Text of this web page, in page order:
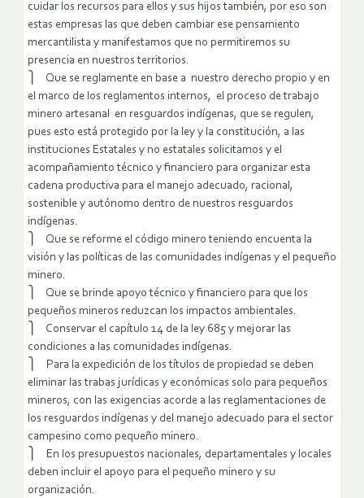
cuidar los recursos para ellos y sus hijos también, por eso son
estas empresas las que deben cambiar ese pensamiento
mercantilista y manifestamos que no permitiremos su
presencia en nuestros territorios.
⎫ Que se reglamente en base a nuestro derecho propio y en
el marco de los reglamentos internos, el proceso de trabajo
minero artesanal en resguardos indígenas, que se regulen,
pues esto está protegido por la ley y la constitución, a las
instituciones Estatales y no estatales solicitamos y el
acompañamiento técnico y financiero para organizar esta
cadena productiva para el manejo adecuado, racional,
sostenible y autónomo dentro de nuestros resguardos
indígenas.
⎫ Que se reforme el código minero teniendo encuenta la
visión y las políticas de las comunidades indígenas y el pequeño
minero.
⎫ Que se brinde apoyo técnico y financiero para que los
pequeños mineros reduzcan los impactos ambientales.
⎫ Conservar el capítulo 14 de la ley 685 y mejorar las
condiciones a las comunidades indígenas.
⎫ Para la expedición de los títulos de propiedad se deben
eliminar las trabas jurídicas y económicas solo para pequeños
mineros, con las exigencias acorde a las reglamentaciones de
los resguardos indígenas y del manejo adecuado para el sector
campesino como pequeño minero.
⎫ En los presupuestos nacionales, departamentales y locales
deben incluir el apoyo para el pequeño minero y su
organización.